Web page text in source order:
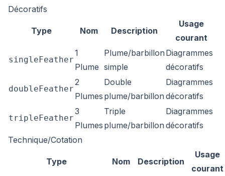
Décoratifs
Type Nom Description
Usage
courant
singleFeather
1
Plume
Plume/barbillon
simple
Diagrammes
décoratifs
doubleFeather
2
Plumes
Double
plume/barbillon
Diagrammes
décoratifs
tripleFeather
3
Plumes
Triple
plume/barbillon
Diagrammes
décoratifs
Technique/Cotation
Type Nom Description
Usage
courant